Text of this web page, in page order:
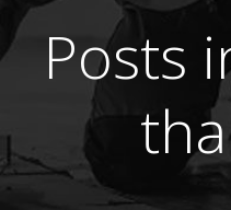
Posts